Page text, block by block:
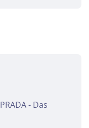
Das Musical
- Das